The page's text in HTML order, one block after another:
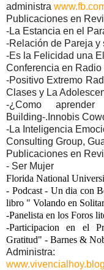
administra
Publicaciones en
-La Estancia en el
-Relación de Pareja y
-Es la Felicidad una
Conferencia en Radio
-Positivo Extremo
Clases y La
-¿Como
Building-.Innobis
-La Inteligencia
Consulting Group,
Publicaciones en
- Ser Mujer
Florida National
- Podcast - Un dia con
libro " Volando en
-Panelista en los Foros
-Participacion en el
Gratitud" - Barnes &
Administra: